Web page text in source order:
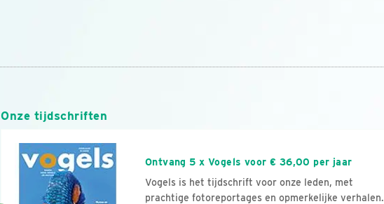
Onze tijdschriften
Ontvang 5 x Vogels voor € 36,00 per jaar
Vogels is het tijdschrift voor onze leden, met
prachtige fotoreportages en opmerkelijke verhalen.